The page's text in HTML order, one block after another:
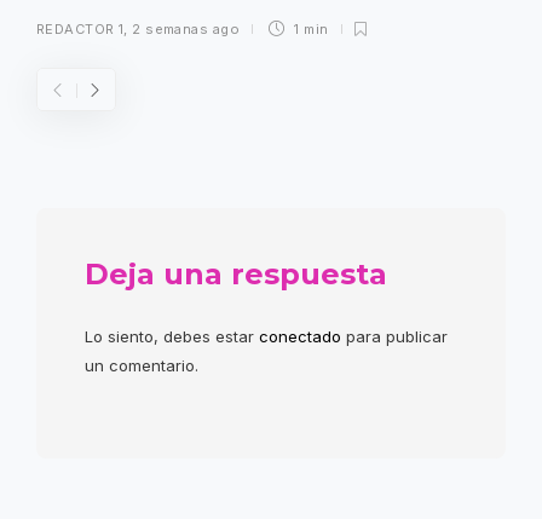
REDACTOR 1, 2 semanas ago 1 min
Deja una respuesta
Lo siento, debes estar conectado para publicar
un comentario.